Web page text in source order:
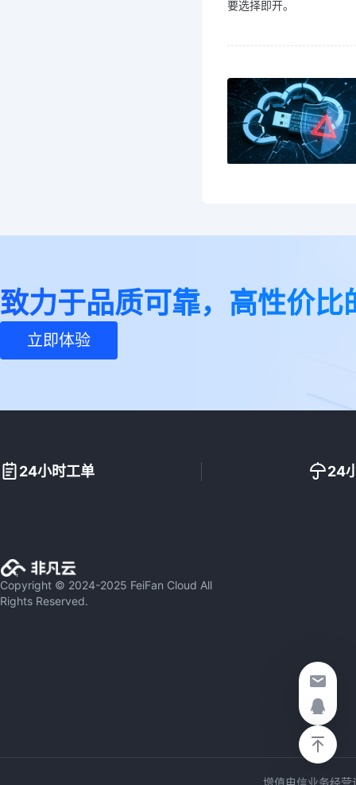
要选择即开。
致力于品质可靠，高性价比
立即体验
24小时工单 24
Copyright © 2024-2025 FeiFan Cloud All
Rights Reserved.